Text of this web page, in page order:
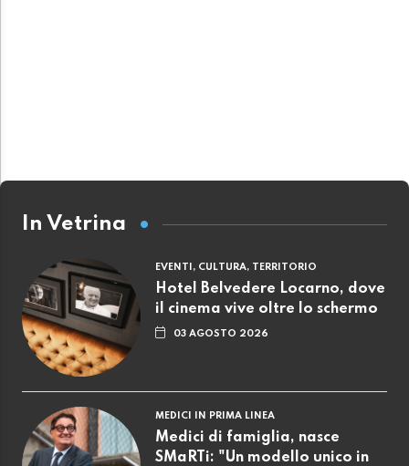
In Vetrina
EVENTI, CULTURA, TERRITORIO
Hotel Belvedere Locarno, dove
il cinema vive oltre lo schermo
03 AGOSTO 2026
MEDICI IN PRIMA LINEA
Medici di famiglia, nasce
SMaRTi: "Un modello unico in